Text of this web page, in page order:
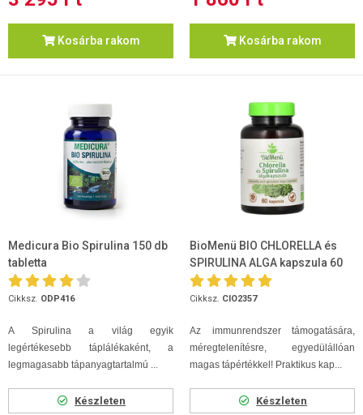
Kosárba rakom Kosárba rakom
Medicura Bio Spirulina 150 db
tabletta
Cikksz. ODP416
A Spirulina a világ egyik
legértékesebb táplálékaként, a
legmagasabb tápanyagtartalmú ...
Készleten
BioMenü BIO CHLORELLA és
SPIRULINA ALGA kapszula 60
db
Cikksz. CIO2357
Az immunrendszer támogatására,
méregtelenítésre, egyedülállóan
magas tápértékkel! Praktikus kap...
Készleten